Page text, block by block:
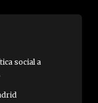
social a